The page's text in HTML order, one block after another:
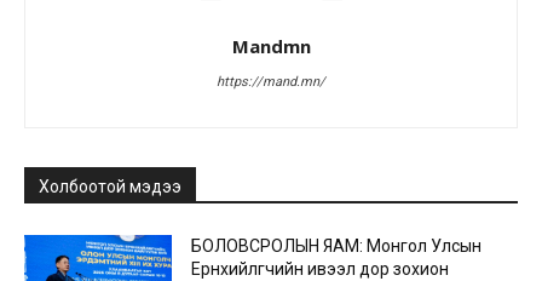
Mandmn
https://mand.mn/
Холбоотой мэдээ
БОЛОВСРОЛЫН ЯАМ: Монгол Улсын
Ерөнхийлөгчийн ивээл дор зохион